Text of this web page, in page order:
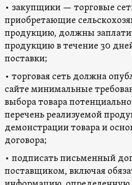
• закупщики — торговые
приобретающие
продукцию, должны
продукцию в течение 30
поставки;
• торговая сеть должна
сайте минимальные
выбора товара
перечень реализуемой
демонстрации товара и
договора;
• подписать письменный
поставщиком, включая